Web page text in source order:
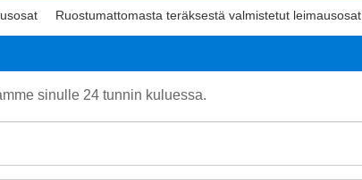
Ruostumattomasta teräksestä valmistetut leimausosat
sinulle 24 tunnin kuluessa.